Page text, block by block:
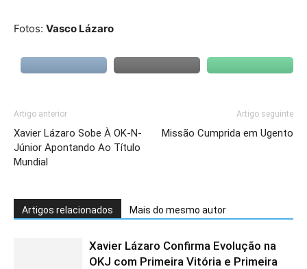
Fotos: Vasco Lázaro
Artigo anterior
Xavier Lázaro Sobe À OK-N-
Júnior Apontando Ao Título
Mundial
Artigo seguinte
Missão Cumprida em Ugento
Artigos relacionados Mais do mesmo autor
Xavier Lázaro Confirma Evolução na
OKJ com Primeira Vitória e Primeira